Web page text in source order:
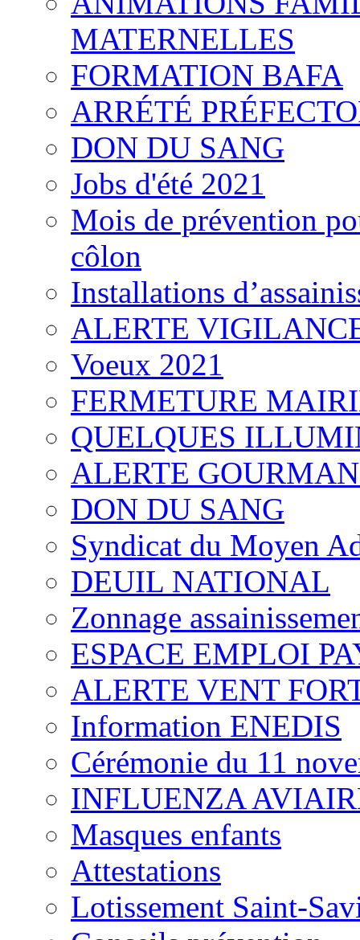
MATERNELLES
FORMATION BAFA
ARRÉTÉ
DON DU SANG
Jobs d'été 2021
Mois de prévention
côlon
Installations
ALERTE
Voeux 2021
FERMETURE
QUELQUES
ALERTE
DON DU SANG
Syndicat du Moyen
DEUIL NATIONAL
Zonnage
ESPACE EMPLOI
ALERTE VENT
Information ENEDIS
Cérémonie du 11
INFLUENZA
Masques enfants
Attestations
Lotissement Saint-